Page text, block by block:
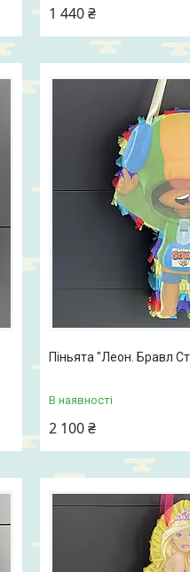
1 440 ₴
Піньята "Леон. Бравл
В наявності
2 100 ₴